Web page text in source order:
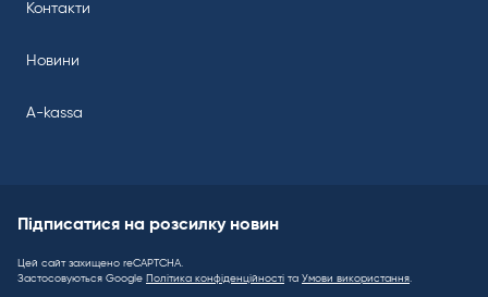
Контакти
Новини
A-kassa
Підписатися на розсилку новин
Цей сайт захищено reCAPTCHA.
Застосовуються Google Політика конфіденційності та Умови використання.